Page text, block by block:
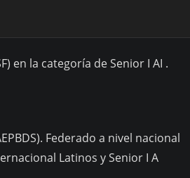
en la categoría de Senior I AI .
Federado a nivel nacional
Latinos y Senior I A